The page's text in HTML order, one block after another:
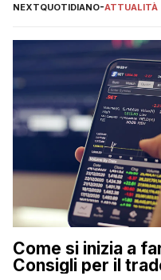
NEXTQUOTIDIANO-ATTUALITÀ
Come si inizia a
Consigli per il